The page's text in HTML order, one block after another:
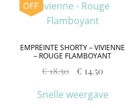
EMPREINTE SHORTY – VIVIENNE
– ROUGE FLAMBOYANT
OFF
€18.50 € 14.50
Snelle weergave